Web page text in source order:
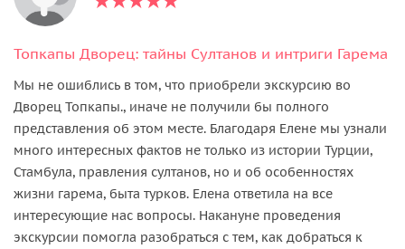
Топкапы Дворец: тайны Султанов и интриги Гарема
Мы не ошиблись в том, что приобрели экскурсию во
Дворец Топкапы., иначе не получили бы полного
представления об этом месте. Благодаря Елене мы узнали
много интересных фактов не только из истории Турции,
Стамбула, правления султанов, но и об особенностях
жизни гарема, быта турков. Елена ответила на все
интересующие нас вопросы. Накануне проведения
экскурсии помогла разобраться с тем, как добраться к